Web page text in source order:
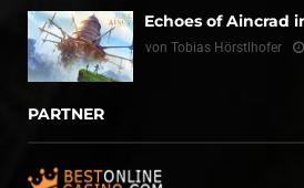
Echoes of Aincrad
von Tobias Hörstlhofer
PARTNER